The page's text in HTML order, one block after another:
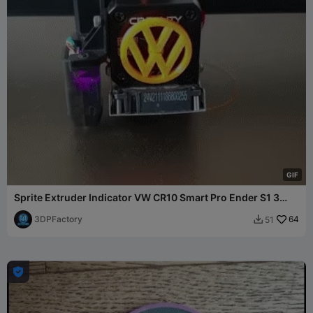
GIF
Sprite Extruder Indicator VW CR10 Smart Pro Ender S1 3
Prusa
3DPFactory  51 64
